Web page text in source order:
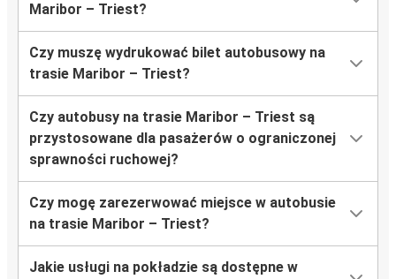
Maribor – Triest?
Czy muszę wydrukować bilet autobusowy na
trasie Maribor – Triest?
Czy autobusy na trasie Maribor – Triest są
przystosowane dla pasażerów o ograniczonej
sprawności ruchowej?
Czy mogę zarezerwować miejsce w autobusie
na trasie Maribor – Triest?
Jakie usługi na pokładzie są dostępne w